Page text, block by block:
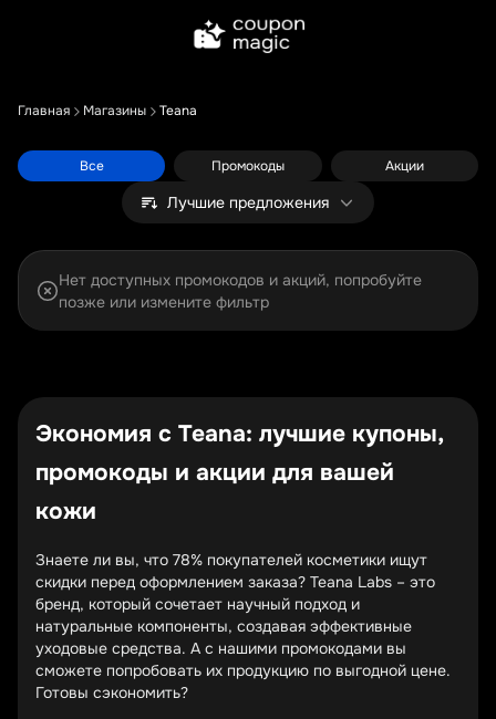
Главная Магазины Teana
Все Промокоды Акции
Лучшие предложения
Нет доступных промокодов и акций, попробуйте
позже или измените фильтр
Экономия с Teana: лучшие купоны,
промокоды и акции для вашей
кожи
Знаете ли вы, что 78% покупателей косметики ищут
скидки перед оформлением заказа? Teana Labs – это
бренд, который сочетает научный подход и
натуральные компоненты, создавая эффективные
уходовые средства. А с нашими промокодами вы
сможете попробовать их продукцию по выгодной цене.
Готовы сэкономить?